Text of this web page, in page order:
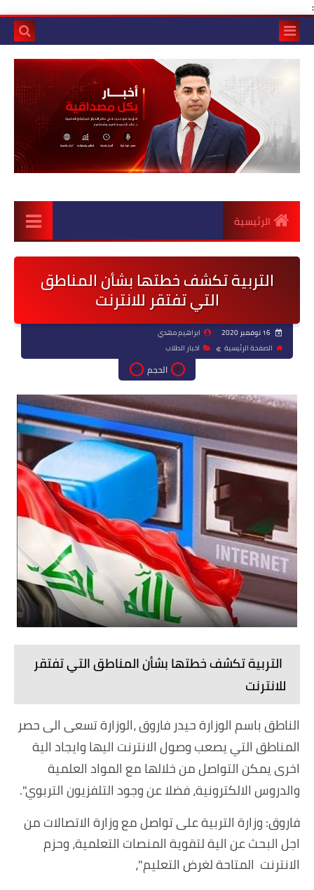
:
الرئيسية
التربية تكشف خطتها بشأن المناطق
التي تفتقر للانترنت
ابراهيم مهدي
الصفحة الرئيسية
اخبار الطلاب
الحجم
التربية تكشف خطتها بشأن المناطق التي تفتقر
للانترنت
الناطق باسم الوزارة حيدر فاروق ،الوزارة تسعى الى حصر
المناطق التي يصعب وصول الانترنت اليها وايجاد الية
اخرى يمكن التواصل من خلالها مع المواد العلمية
والدروس الالكترونية، فضلا عن وجود التلفزيون التربوي".
فاروق: وزارة التربية على تواصل مع وزارة الاتصالات من
اجل البحث عن الية لتقوية المنصات التعلمية، وحزم
الانترنت المتاحة لغرض التعليم"،